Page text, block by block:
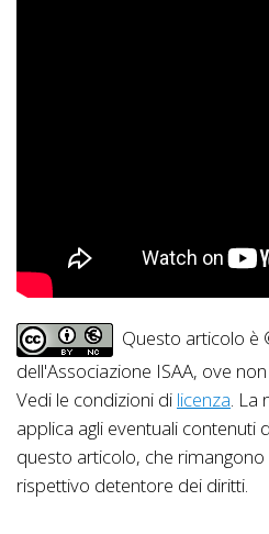
Questo articolo
dell'Associazione ISAA, ove
Vedi le condizioni di licenza. La
applica agli eventuali contenuti
questo articolo, che
rispettivo detentore dei diritti.